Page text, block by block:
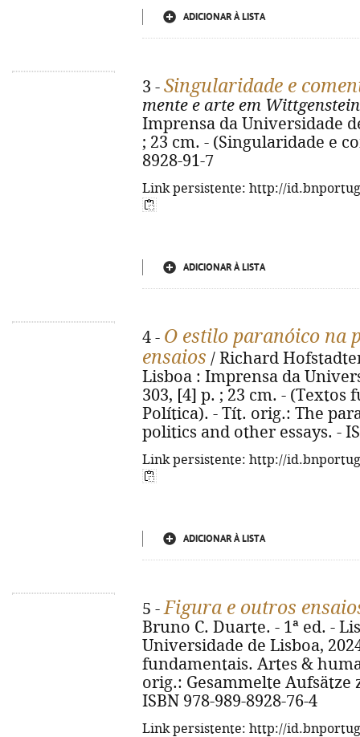
ADICIONAR À LISTA
3 - Singularidade e
mente e arte em Wittgenstein
Imprensa da Universidade
; 23 cm. - (Singularidade e
8928-91-7
Link persistente: http://
ADICIONAR À LISTA
4 - O estilo paranóico na
ensaios / Richard
Lisboa : Imprensa da
303, [4] p. ; 23 cm. - (Textos
Política). - Tít. orig.: The
politics and other essays. -
Link persistente: http://
ADICIONAR À LISTA
5 -Figura e outros
Bruno C. Duarte. - 1ª ed. -
Universidade de Lisboa,
fundamentais. Artes &
orig.: Gesammelte
ISBN 978-989-8928-76-4
Link persistente: http://